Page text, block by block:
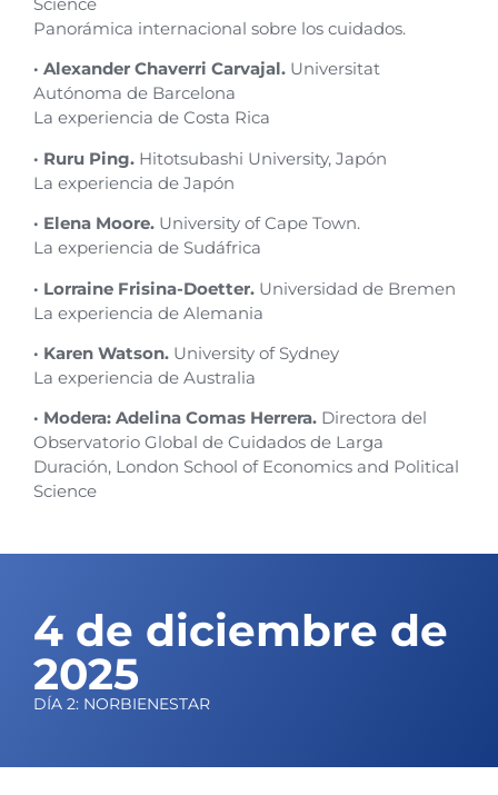
Panorámica internacional sobre los cuidados.
· Alexander Chaverri Carvajal. Universitat
Autónoma de Barcelona
La experiencia de Costa Rica
· Ruru Ping. Hitotsubashi University, Japón
La experiencia de Japón
· Elena Moore. University of Cape Town.
La experiencia de Sudáfrica
· Lorraine Frisina-Doetter. Universidad de Bremen
La experiencia de Alemania
· Karen Watson. University of Sydney
La experiencia de Australia
· Modera: Adelina Comas Herrera. Directora del
Observatorio Global de Cuidados de Larga
Duración, London School of Economics and Political
Science
4 de diciembre de
2025
DÍA 2: NORBIENESTAR